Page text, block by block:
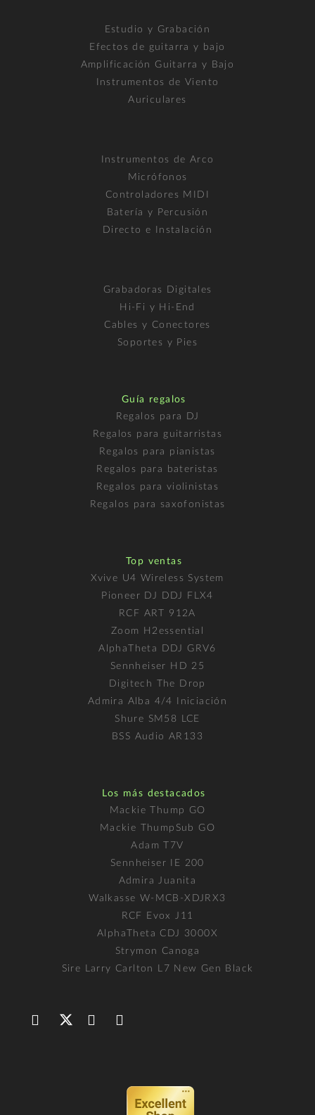
Estudio y Grabación
Efectos de guitarra y bajo
Amplificación Guitarra y Bajo
Instrumentos de Viento
Auriculares
Instrumentos de Arco
Micrófonos
Controladores MIDI
Batería y Percusión
Directo e Instalación
Grabadoras Digitales
Hi-Fi y Hi-End
Cables y Conectores
Soportes y Pies
Guía regalos
Regalos para DJ
Regalos para guitarristas
Regalos para pianistas
Regalos para bateristas
Regalos para violinistas
Regalos para saxofonistas
Top ventas
Xvive U4 Wireless System
Pioneer DJ DDJ FLX4
RCF ART 912A
Zoom H2essential
AlphaTheta DDJ GRV6
Sennheiser HD 25
Digitech The Drop
Admira Alba 4/4 Iniciación
Shure SM58 LCE
BSS Audio AR133
Los más destacados
Mackie Thump GO
Mackie ThumpSub GO
Adam T7V
Sennheiser IE 200
Admira Juanita
Walkasse W-MCB-XDJRX3
RCF Evox J11
AlphaTheta CDJ 3000X
Strymon Canoga
Sire Larry Carlton L7 New Gen Black